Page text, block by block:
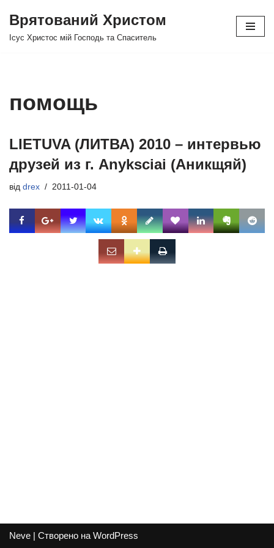
Перейти
Врятований Христом
Ісус Христос мій Господь та Спаситель
помощь
LIETUVA (ЛИТВА) 2010 – интервью
друзей из г. Anyksciai (Аникщяй)
від drex 2011-01-04
Neve | Створено на WordPress